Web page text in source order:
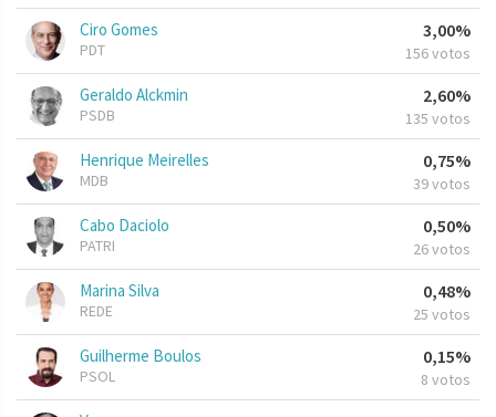
Ciro Gomes
PDT
3,00%
156 votos
Geraldo Alckmin
PSDB
2,60%
135 votos
Henrique Meirelles
MDB
0,75%
39 votos
Cabo Daciolo
PATRI
0,50%
26 votos
Marina Silva
REDE
0,48%
25 votos
Guilherme Boulos
PSOL
0,15%
8 votos